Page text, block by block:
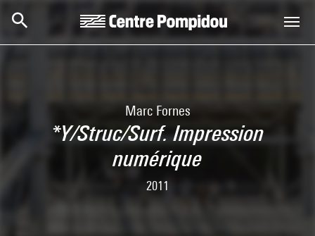
Marc Fornes
*Y/Struc/Surf. Impression
numérique
2011